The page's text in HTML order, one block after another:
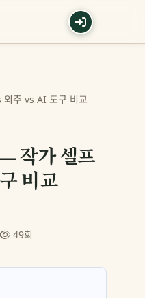
주 vs AI 도구 비교
작가 셀프
비교
49회